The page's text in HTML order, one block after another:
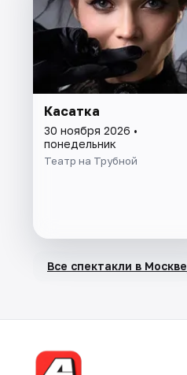
Касатка
30 ноября 2026 •
понедельник
Театр на Трубной
Все спектакли в Москве